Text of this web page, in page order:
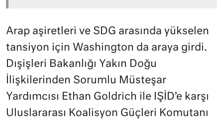
Arap aşiretleri ve SDG arasında yükselen
tansiyon için Washington da araya girdi.
Dışişleri Bakanlığı Yakın Doğu
İlişkilerinden Sorumlu Müsteşar
Yardımcısı Ethan Goldrich ile IŞİD’e karşı
Uluslararası Koalisyon Güçleri Komutanı